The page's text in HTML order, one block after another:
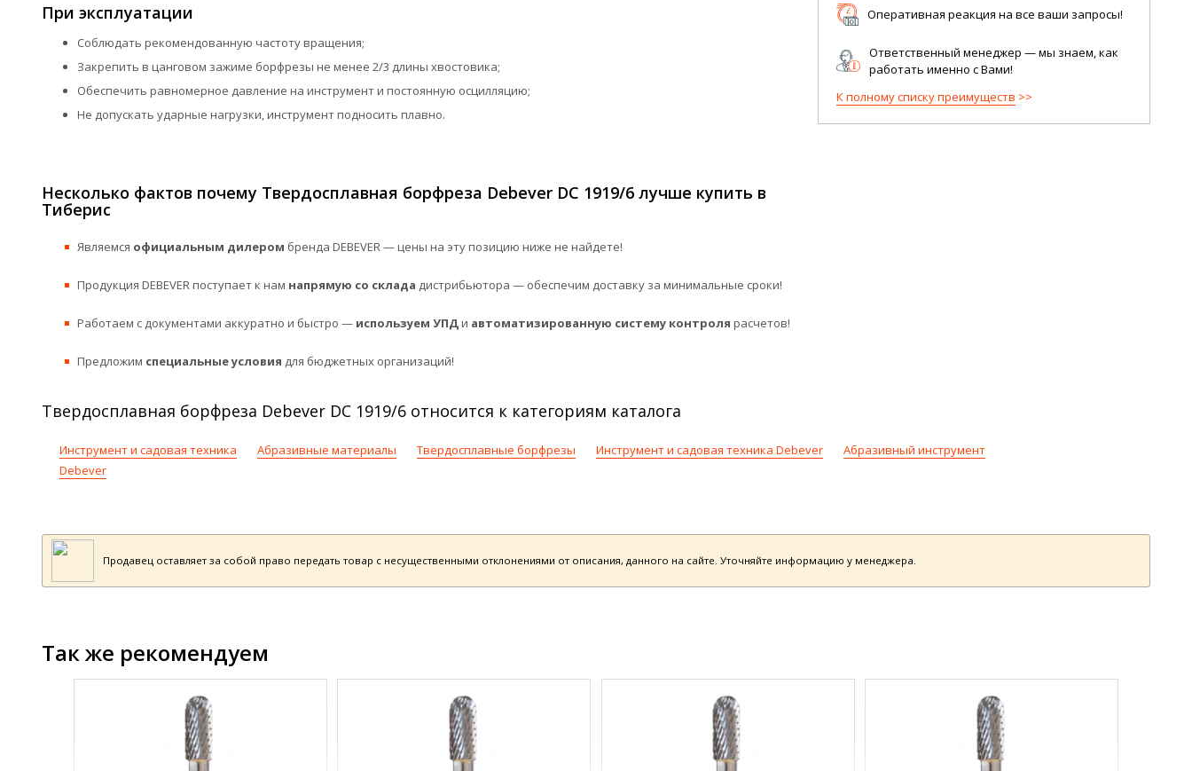
При эксплуатации
Соблюдать рекомендованную частоту вращения;
Закрепить в цанговом зажиме борфрезы не менее 2/3 длины хвостовика;
Обеспечить равномерное давление на инструмент и постоянную осцилляцию;
Не допускать ударные нагрузки, инструмент подносить плавно.
Оперативная реакция на все ваши запросы!
Ответственный менеджер — мы знаем, как
работать именно с Вами!
К полному списку преимуществ
Несколько фактов почему Твердосплавная борфреза Debever DC 1919/6 лучше купить в
Тиберис
Являемся официальным дилером бренда DEBEVER — цены на эту позицию ниже не найдете!
Продукция DEBEVER поступает к нам напрямую со склада дистрибьютора — обеспечим доставку за минимальные сроки!
Работаем с документами аккуратно и быстро — используем УПДи автоматизированную систему контроля расчетов!
Предложим специальные условия для бюджетных организаций!
Твердосплавная борфреза Debever DC 1919/6 относится к категориям каталога
Инструмент и садовая техника Абразивные материалы Твердосплавные борфрезы Инструмент и садовая техника Debever
Абразивный инструмент
Debever
Продавец оставляет за собой право передать товар с несущественными отклонениями от описания, данного на сайте. Уточняйте информацию у менеджера.
Так же рекомендуем